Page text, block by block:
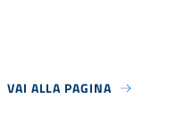
VAI ALLA PAGINA